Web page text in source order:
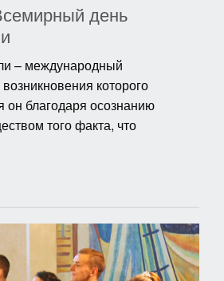
день
– международный
которого
он благодаря осознанию
того факта, что